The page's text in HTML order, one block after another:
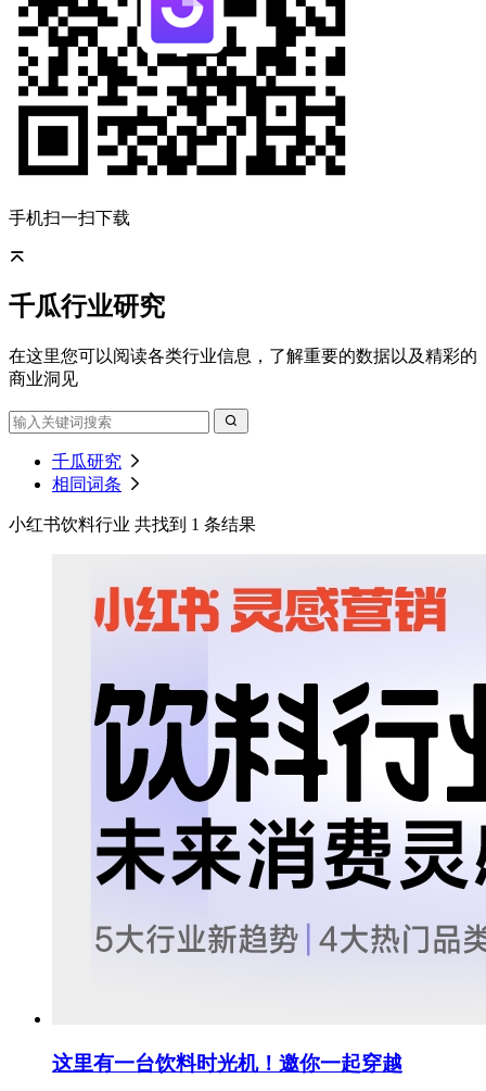
手机扫一扫下载
千瓜行业研究
在这里您可以阅读各类行业信息，了解重要的数据以及精彩的
商业洞见
千瓜研究
相同词条
小红书饮料行业 共找到 1 条结果
这里有一台饮料时光机！邀你一起穿越